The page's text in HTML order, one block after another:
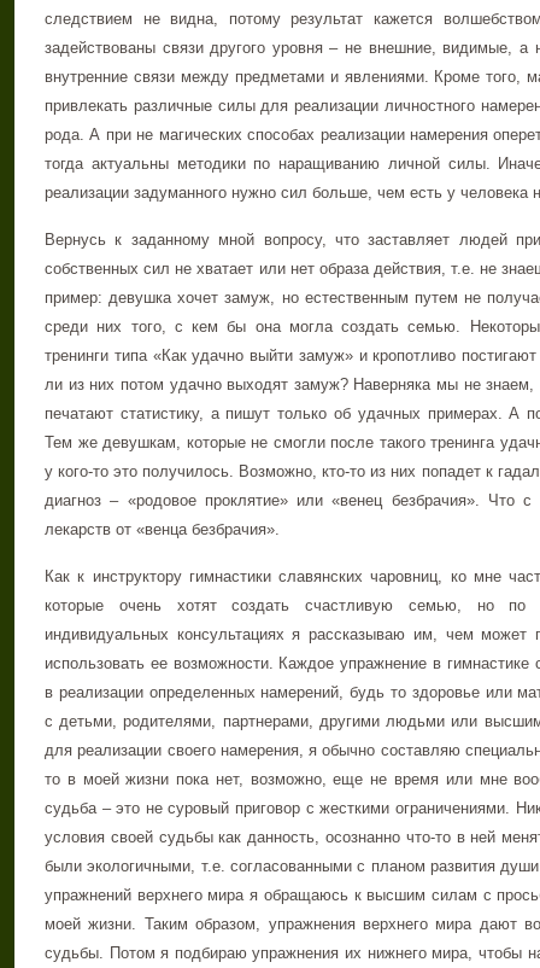
следствием не видна, потому результат кажется
задействованы связи другого уровня – не внешние, видимые,
внутренние связи между предметами и явлениями. Кроме того,
привлекать различные силы для реализации личностного
рода. А при не магических способах реализации намерения
тогда актуальны методики по наращиванию личной силы.
реализации задуманного нужно сил больше, чем есть у человека
Вернусь к заданному мной вопросу, что заставляет людей
собственных сил не хватает или нет образа действия, т.е. не
пример: девушка хочет замуж, но естественным путем не
среди них того, с кем бы она могла создать семью.
тренинги типа «Как удачно выйти замуж» и кропотливо
ли из них потом удачно выходят замуж? Наверняка мы не знаем,
печатают статистику, а пишут только об удачных примерах. А
Тем же девушкам, которые не смогли после такого тренинга
у кого-то это получилось. Возможно, кто-то из них попадет к
диагноз – «родовое проклятие» или «венец безбрачия». Что
лекарств от «венца безбрачия».
Как к инструктору гимнастики славянских чаровниц, ко мне
которые очень хотят создать счастливую семью, но
индивидуальных консультациях я рассказываю им, чем может
использовать ее возможности. Каждое упражнение в гимнастике
в реализации определенных намерений, будь то здоровье или
с детьми, родителями, партнерами, другими людьми или
для реализации своего намерения, я обычно составляю
то в моей жизни пока нет, возможно, еще не время или мне
судьба – это не суровый приговор с жесткими ограничениями.
условия своей судьбы как данность, осознанно что-то в ней
были экологичными, т.е. согласованными с планом развития
упражнений верхнего мира я обращаюсь к высшим силам с
моей жизни. Таким образом, упражнения верхнего мира дают
судьбы. Потом я подбираю упражнения их нижнего мира, чтобы